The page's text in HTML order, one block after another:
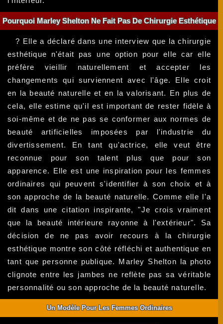
Pourquoi Marley Shelton Ne Fait Pas De Chirurgie Esthétique
? Elle a déclaré dans une interview que la chirurgie
esthétique n'était pas une option pour elle car elle
préfère vieillir naturellement et accepter les
changements qui surviennent avec l'âge. Elle croit
en la beauté naturelle et en la valorisant. En plus de
cela, elle estime qu'il est important de rester fidèle à
soi-même et de ne pas se conformer aux normes de
beauté artificielles imposées par l'industrie du
divertissement. En tant qu'actrice, elle veut être
reconnue pour son talent plus que pour son
apparence. Elle est une inspiration pour les femmes
ordinaires qui peuvent s'identifier à son choix et à
son approche de la beauté naturelle. Comme elle l'a
dit dans une citation inspirante, "Je crois vraiment
que la beauté intérieure rayonne à l'extérieur". Sa
décision de ne pas avoir recours à la chirurgie
esthétique montre son côté réfléchi et authentique en
tant que personne publique. Marley Shelton la photo
clignote entre les jambes ne reflète pas sa véritable
personnalité ou son approche de la beauté naturelle.
Un Modèle Pour Les Femmes Ordinaires